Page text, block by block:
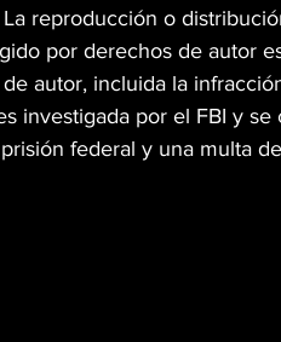
reproducción o
por derechos de autor
autor, incluida la
investigada por el FBI y
federal y una multa